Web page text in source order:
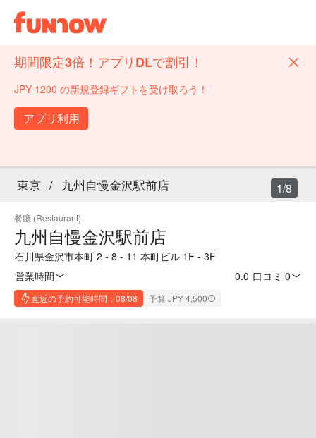
期間限定3倍！アプリDLで割引！
JPY 1200 の新規登録ギフトを受け取ろう！
アプリ利用
東京 / 九州自慢金沢駅前店
餐廳 (Restaurant)
九州自慢金沢駅前店
石川県金沢市本町 2 - 8 - 11 本町ビル 1F - 3F
営業時間
0.0 口コミ 0
直近の予約可能時間：08/08 予算 JPY 4,500
1/8